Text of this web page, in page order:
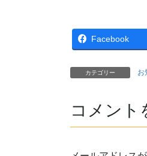
Facebook
カテゴリー お
コメント